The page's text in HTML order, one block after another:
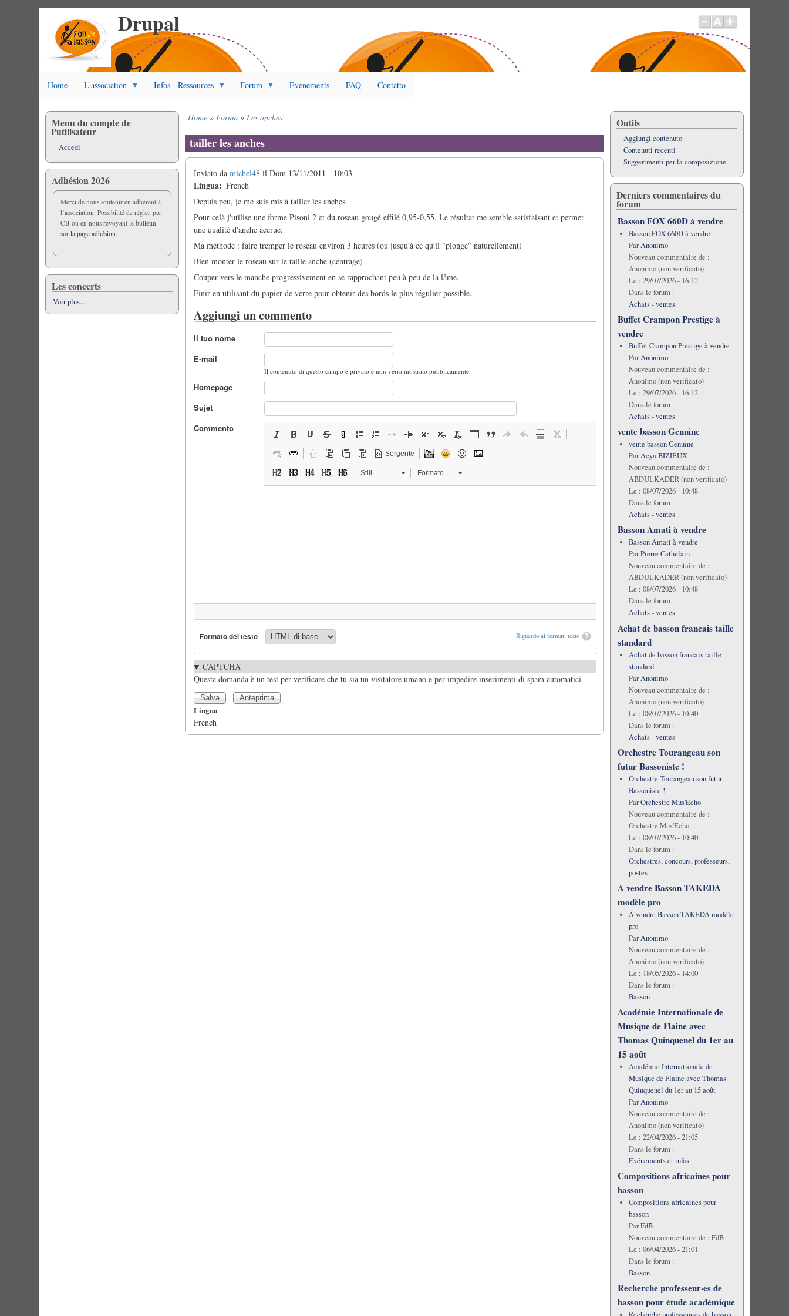
Drupal
Home L'association Infos - Ressources Forum Evenements FAQ Contatto
di
pane
Home Forum Les anches
tailler les anches
Inviato damichel48 ilDom 13/11/2011 - 10:03
Lingua
French
Depuis peu, je me suis mis à tailler les anches.
Pour celà j'utilise une forme Pisoni 2 et du roseau gougé effilé 0,95-0,55. Le résultat me semble satisfaisant et permet
une qualité d'anche accrue.
Ma méthode : faire tremper le roseau environ 3 heures (ou jusqu'à ce qu'il "plonge" naturellement)
Bien monter le roseau sur le taille anche (centrage)
Couper vers le manche progressivement en se rapprochant peu à peu de la lâme.
Finir en utilisant du papier de verre pour obtenir des bords le plus régulier possible.
Aggiungi un commento
Il tuo nome
E-mail
Il contenuto di questo campo è privato e non verrà mostrato pubblicamente.
Homepage
Sujet
Commento
Sorgente
Stili Formato
Riguardo ai formati testo
Formato del testo
CAPTCHA
Questa domanda è un test per verificare che tu sia un visitatore umano e per impedire inserimenti di spam automatici.
Lingua
French
Menu du compte de
l'utilisateur
Accedi
Adhésion 2026
Merci de nous soutenir en adhérent à
l’association. Possibilité de régler par
CB ou en nous revoyant le bulletin
surla page adhésion.
Les concerts
Voir plus...
Outils
Aggiungi contenuto
Contenuti recenti
Suggerimenti per la composizione
Derniers commentaires du
forum
Basson FOX 660D á vendre
Basson FOX 660D á vendre
ParAnonimo
Nouveau commentaire de :
Anonimo (non verificato)
Le : 29/07/2026 - 16:12
Dans le forum :
Achats - ventes
Buffet Crampon Prestige à
vendre
Buffet Crampon Prestige à vendre
ParAnonimo
Nouveau commentaire de :
Anonimo (non verificato)
Le : 29/07/2026 - 16:12
Dans le forum :
Achats - ventes
vente basson Genuine
vente basson Genuine
ParAcya BIZIEUX
Nouveau commentaire de :
ABDULKADER (non verificato)
Le : 08/07/2026 - 10:48
Dans le forum :
Achats - ventes
Basson Amati à vendre
Basson Amati à vendre
ParPierre Cathelain
Nouveau commentaire de :
ABDULKADER (non verificato)
Le : 08/07/2026 - 10:48
Dans le forum :
Achats - ventes
Achat de basson francais taille
standard
Achat de basson francais taille
standard
ParAnonimo
Nouveau commentaire de :
Anonimo (non verificato)
Le : 08/07/2026 - 10:40
Dans le forum :
Achats - ventes
Orchestre Tourangeau son
futur Bassoniste !
Orchestre Tourangeau son futur
Bassoniste !
ParOrchestre Mus'Echo
Nouveau commentaire de :
Orchestre Mus'Echo
Le : 08/07/2026 - 10:40
Dans le forum :
Orchestres, concours, professeurs,
postes
A vendre Basson TAKEDA
modèle pro
A vendre Basson TAKEDA modèle
pro
ParAnonimo
Nouveau commentaire de :
Anonimo (non verificato)
Le : 18/05/2026 - 14:00
Dans le forum :
Basson
Académie Internationale de
Musique de Flaine avec
Thomas Quinquenel du 1er au
15 août
Académie Internationale de
Musique de Flaine avec Thomas
Quinquenel du 1er au 15 août
ParAnonimo
Nouveau commentaire de :
Anonimo (non verificato)
Le : 22/04/2026 - 21:05
Dans le forum :
Evénements et infos
Compositions africaines pour
basson
Compositions africaines pour
basson
ParFdB
Nouveau commentaire de : FdB
Le : 06/04/2026 - 21:01
Dans le forum :
Basson
Recherche professeur·es de
basson pour étude académique